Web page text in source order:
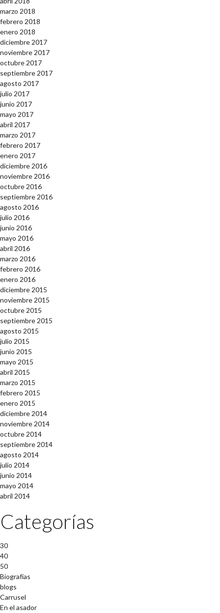
marzo 2018
febrero 2018
enero 2018
diciembre 2017
noviembre 2017
octubre 2017
septiembre 2017
agosto 2017
julio 2017
junio 2017
mayo 2017
abril 2017
marzo 2017
febrero 2017
enero 2017
diciembre 2016
noviembre 2016
octubre 2016
septiembre 2016
agosto 2016
julio 2016
junio 2016
mayo 2016
abril 2016
marzo 2016
febrero 2016
enero 2016
diciembre 2015
noviembre 2015
octubre 2015
septiembre 2015
agosto 2015
julio 2015
junio 2015
mayo 2015
abril 2015
marzo 2015
febrero 2015
enero 2015
diciembre 2014
noviembre 2014
octubre 2014
septiembre 2014
agosto 2014
julio 2014
junio 2014
mayo 2014
abril 2014
Categorías
30
40
50
Biografías
blogs
Carrusel
En el asador